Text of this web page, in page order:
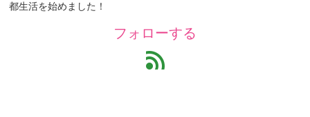
都生活を始めました！
フォローする
feed